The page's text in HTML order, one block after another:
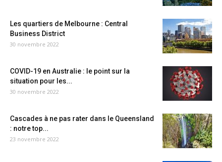
Les quartiers de Melbourne : Central
Business District
30 novembre 2022
COVID-19 en Australie : le point sur la
situation pour les...
30 novembre 2022
Cascades à ne pas rater dans le Queensland
: notre top...
23 novembre 2022